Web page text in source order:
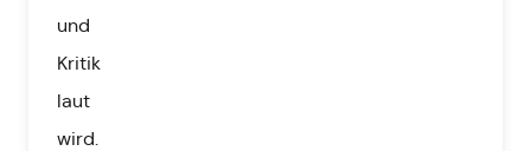
und
Kritik
laut
wird.